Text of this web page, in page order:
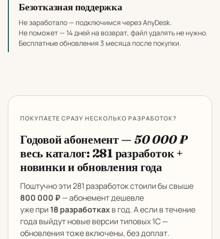
Безотказная поддержка
Не заработало — подключимся через AnyDesk.
Не поможет — 14 дней на возврат, файл удалять не нужно.
Бесплатные обновления 3 месяца после покупки.
ПОКУПАЕТЕ СРАЗУ НЕСКОЛЬКО РАЗРАБОТОК?
Годовой абонемент — 50 000 ₽
весь каталог: 281 разработок +
новинки и обновления года
Поштучно эти 281 разработок стоили бы свыше
800 000 ₽— абонемент дешевле
уже при 18 разработкахв год. А если в течение
года выйдут новые версии типовых 1С —
обновления тоже включены, без доплат.